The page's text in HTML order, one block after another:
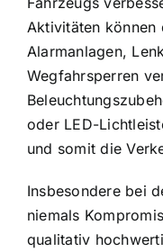
Aktivitäten können
Alarmanlagen,
Wegfahrsperren
oder LED-
und somit die
Insbesondere bei
niemals
qualitativ